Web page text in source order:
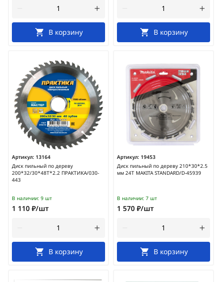
В корзину В корзину
Артикул: 13164
Диск пильный по дереву
200*32/30*48Т*2.2 ПРАКТИКА/030-
443
В наличии: 9 шт
1 110 ₽/шт
В корзину
Артикул: 19453
Диск пильный по дереву 210*30*2.5
мм 24Т MAKITA STANDARD/D-45939
В наличии: 7 шт
1 570 ₽/шт
В корзину